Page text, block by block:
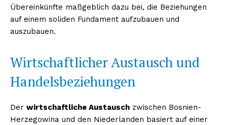
Übereinkünfte maßgeblich dazu bei, die Beziehungen
auf einem soliden Fundament aufzubauen und
auszubauen.
Wirtschaftlicher Austausch und
Handelsbeziehungen
Der wirtschaftliche Austausch zwischen Bosnien-
Herzegowina und den Niederlanden basiert auf einer